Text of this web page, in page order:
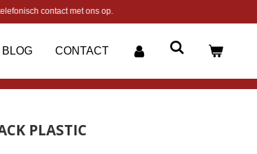
contact met ons op.
BLOG CONTACT
PLASTIC